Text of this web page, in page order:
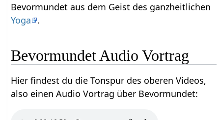
Bevormundet‏‎ aus dem Geist des ganzheitlichen
Yoga
.
Bevormundet‏‎ Audio Vortrag
Hier findest du die Tonspur des oberen Videos,
also einen Audio Vortrag über Bevormundet‏‎: